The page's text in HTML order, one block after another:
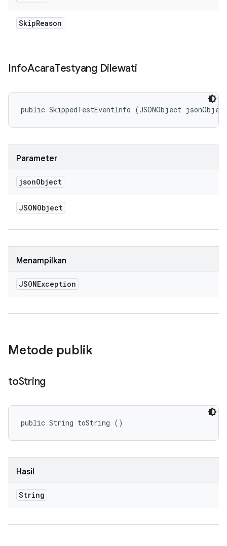
SkipReason
InfoAcaraTestyang Dilewati
public SkippedTestEventInfo (JSONObject
Parameter
jsonObject
JSONObject
Menampilkan
JSONException
Metode publik
toString
public String toString ()
Hasil
String